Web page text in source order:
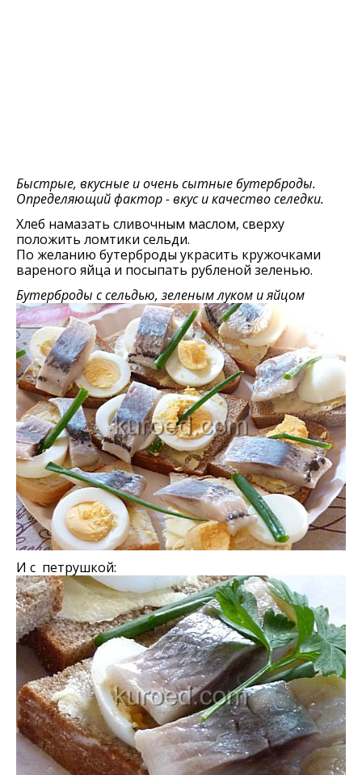
Быстрые, вкусные и очень сытные бутерброды.
Определяющий фактор - вкус и качество селедки.
Хлеб намазать сливочным маслом, сверху
положить ломтики сельди.
По желанию бутерброды украсить кружочками
вареного яйца и посыпать рубленой зеленью.
Бутерброды с сельдью, зеленым луком и яйцом
И с петрушкой: